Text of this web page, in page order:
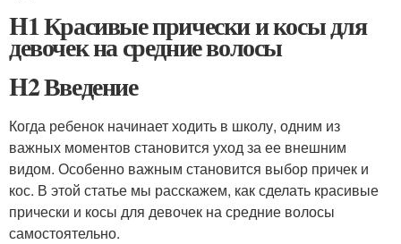
H1 Красивые прически и косы для
девочек на средние волосы
H2 Введение
Когда ребенок начинает ходить в школу, одним из
важных моментов становится уход за ее внешним
видом. Особенно важным становится выбор причек и
кос. В этой статье мы расскажем, как сделать красивые
прически и косы для девочек на средние волосы
самостоятельно.